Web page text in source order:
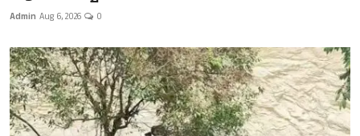
Admin Aug 6, 2026 0